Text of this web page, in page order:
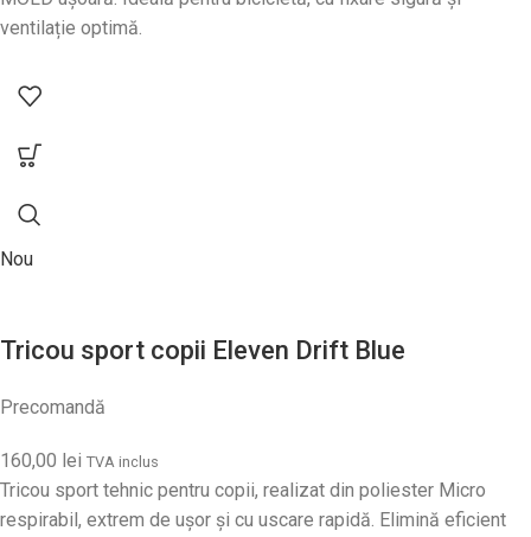
ventilație optimă.
Nou
Tricou sport copii Eleven Drift Blue
Precomandă
160,00 lei TVA inclus
Tricou sport tehnic pentru copii, realizat din poliester Micro
respirabil, extrem de ușor și cu uscare rapidă. Elimină eficient